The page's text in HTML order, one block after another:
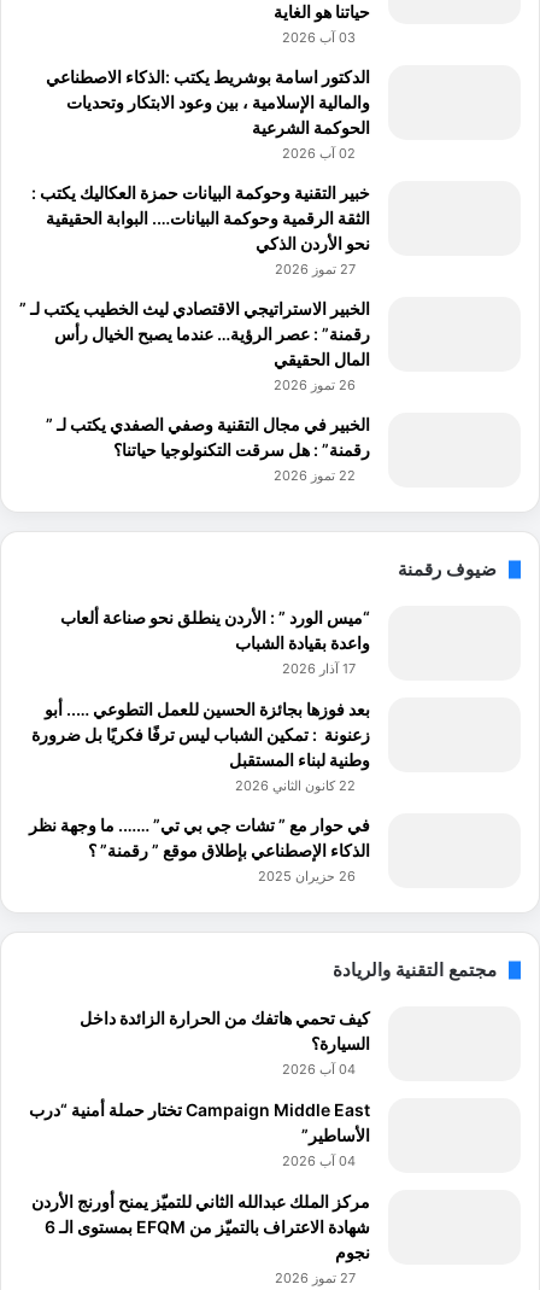
حياتنا هو الغاية
03 آب 2026
الدكتور اسامة بوشريط يكتب :الذكاء الاصطناعي
والمالية الإسلامية ، بين وعود الابتكار وتحديات
الحوكمة الشرعية
02 آب 2026
خبير التقنية وحوكمة البيانات حمزة العكاليك يكتب :
الثقة الرقمية وحوكمة البيانات…. البوابة الحقيقية
نحو الأردن الذكي
27 تموز 2026
الخبير الاستراتيجي الاقتصادي ليث الخطيب يكتب لـ ”
رقمنة” : عصر الرؤية… عندما يصبح الخيال رأس
المال الحقيقي
26 تموز 2026
الخبير في مجال التقنية وصفي الصفدي يكتب لـ ”
رقمنة” : هل سرقت التكنولوجيا حياتنا؟
22 تموز 2026
ضيوف رقمنة
“ميس الورد ” : الأردن ينطلق نحو صناعة ألعاب
واعدة بقيادة الشباب
17 آذار 2026
بعد فوزها بجائزة الحسين للعمل التطوعي ….. أبو
زعنونة : تمكين الشباب ليس ترفًا فكريًا بل ضرورة
وطنية لبناء المستقبل
22 كانون الثاني 2026
في حوار مع ” تشات جي بي تي” ……. ما وجهة نظر
الذكاء الإصطناعي بإطلاق موقع ” رقمنة” ؟
26 حزيران 2025
مجتمع التقنية والريادة
كيف تحمي هاتفك من الحرارة الزائدة داخل
السيارة؟
04 آب 2026
Campaign Middle East تختار حملة أمنية “درب
الأساطير”
04 آب 2026
مركز الملك عبدالله الثاني للتميّز يمنح أورنج الأردن
شهادة الاعتراف بالتميّز من EFQM بمستوى الـ 6
نجوم
27 تموز 2026